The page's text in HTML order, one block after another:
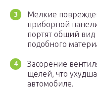
Мелкие
приборной
портят общий вид
подобного
Засорение
щелей, что
автомобиле.